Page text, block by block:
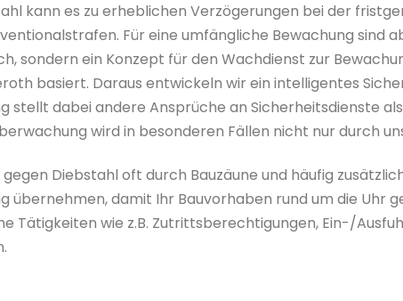
kann es zu erheblichen Verzögerungen bei der
Für eine umfängliche Bewachung sind
sondern ein Konzept für den Wachdienst zur
basiert. Daraus entwickeln wir ein intelligentes
stellt dabei andere Ansprüche an Sicherheitsdienste
wird in besonderen Fällen nicht nur durch
Diebstahl oft durch Bauzäune und häufig
übernehmen, damit Ihr Bauvorhaben rund um die Uhr
Tätigkeiten wie z.B. Zutrittsberechtigungen, Ein-/